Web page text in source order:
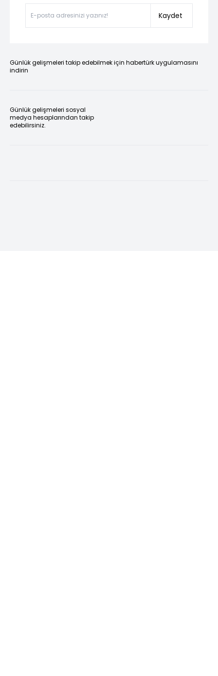
Kaydet
Günlük gelişmeleri takip edebilmek için habertürk uygulamasını
indirin
Günlük gelişmeleri sosyal
medya hesaplarından takip
edebilirsiniz.